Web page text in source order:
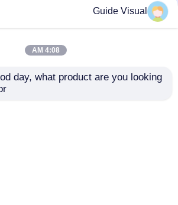
لوحة عرض LED للخارج
لوحة الإعلانات في الهواء الطلق
LED تفاعلية ذات درجة
Guide Visual
4:08 AM
day, what product are you looking